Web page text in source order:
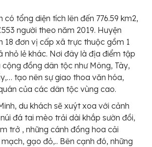
có tổng diện tích lên đến 776.59 km2,
người theo năm 2019. Huyện
18 đơn vị cấp xã trực thuộc gồm 1
nhỏ lẻ khác. Nơi đây là địa điểm tập
cộng đồng dân tộc như Mông, Tày,
tạo nên sự giao thoa văn hóa,
của các dân tộc vùng cao.
du khách sẽ xuýt xoa với cảnh
đá tai mèo trải dài khắp sườn đồi,
trở , những cánh đồng hoa cải
gạo đỏ,.. Bên cạnh đó, những